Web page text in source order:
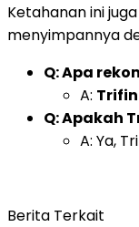
Ketahanan ini
menyimpannya
Q: Apa
A:
Q: Apakah
A: Ya,
Berita Terkait